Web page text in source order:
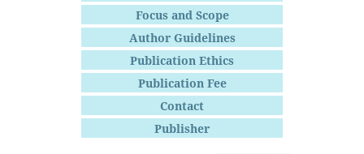
Focus and Scope
Author Guidelines
Publication Ethics
Publication Fee
Contact
Publisher